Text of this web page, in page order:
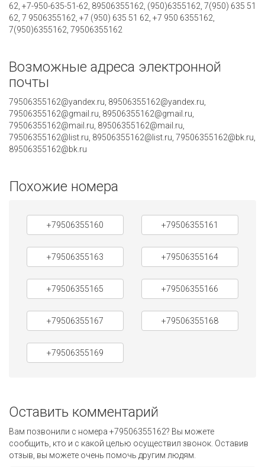
62, +7-950-635-51-62, 89506355162, (950)6355162, 7(950) 635 51
62, 7 9506355162, +7 (950) 635 51 62, +7 950 6355162,
7(950)6355162, 79506355162
Возможные адреса электронной
почты
79506355162@yandex.ru, 89506355162@yandex.ru,
79506355162@gmail.ru, 89506355162@gmail.ru,
79506355162@mail.ru, 89506355162@mail.ru,
79506355162@list.ru, 89506355162@list.ru, 79506355162@bk.ru,
89506355162@bk.ru
Похожие номера
+79506355160 +79506355161
+79506355163 +79506355164
+79506355165 +79506355166
+79506355167 +79506355168
+79506355169
Оставить комментарий
Вам позвонили с номера +79506355162? Вы можете
сообщить, кто и с какой целью осуществил звонок. Оставив
отзыв, вы можете очень помочь другим людям.